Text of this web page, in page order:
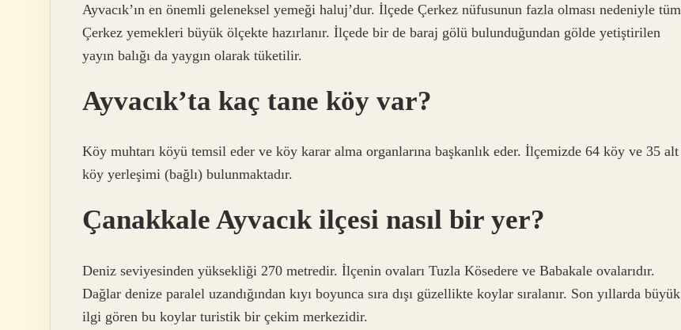
Ayvacık’ın en önemli geleneksel yemeği haluj’dur. İlçede Çerkez nüfusunun fazla olması nedeniyle tüm
Çerkez yemekleri büyük ölçekte hazırlanır. İlçede bir de baraj gölü bulunduğundan gölde yetiştirilen
yayın balığı da yaygın olarak tüketilir.
Ayvacık’ta kaç tane köy var?
Köy muhtarı köyü temsil eder ve köy karar alma organlarına başkanlık eder. İlçemizde 64 köy ve 35 alt
köy yerleşimi (bağlı) bulunmaktadır.
Çanakkale Ayvacık ilçesi nasıl bir yer?
Deniz seviyesinden yüksekliği 270 metredir. İlçenin ovaları Tuzla Kösedere ve Babakale ovalarıdır.
Dağlar denize paralel uzandığından kıyı boyunca sıra dışı güzellikte koylar sıralanır. Son yıllarda büyük
ilgi gören bu koylar turistik bir çekim merkezidir.